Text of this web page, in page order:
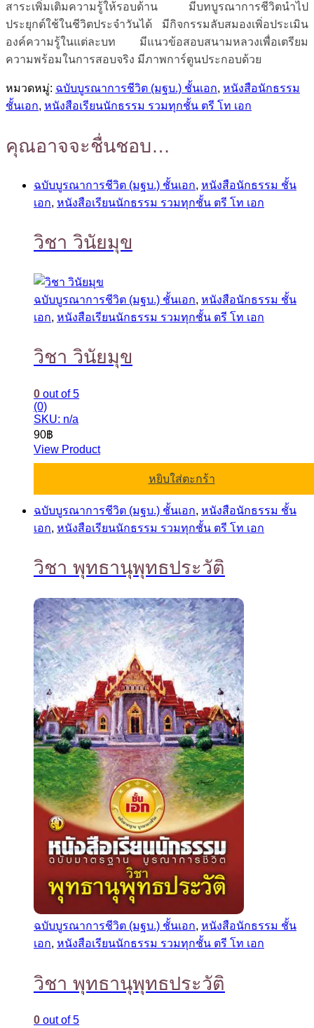
สาระเพิ่มเติมความรู้ให้รอบด้าน มีบทบูรณาการชีวิตนำไป
ประยุกต์ใช้ในชีวิตประจำวันได้ มีกิจกรรมลับสมองเพิ่อประเมิน
องค์ความรู้ในแต่ละบท มีแนวข้อสอบสนามหลวงเพื่อเตรียม
ความพร้อมในการสอบจริง มีภาพการ์ตูนประกอบด้วย
หมวดหมู่: ฉบับบูรณาการชีวิต (มฐบ.) ชั้นเอก, หนังสือนักธรรม
ชั้นเอก, หนังสือเรียนนักธรรม รวมทุกชั้น ตรี โท เอก
คุณอาจจะชื่นชอบ…
ฉบับบูรณาการชีวิต (มฐบ.) ชั้นเอก, หนังสือนักธรรม ชั้น
เอก, หนังสือเรียนนักธรรม รวมทุกชั้น ตรี โท เอก
วิชา วินัยมุข
ฉบับบูรณาการชีวิต (มฐบ.) ชั้นเอก, หนังสือนักธรรม ชั้น
เอก, หนังสือเรียนนักธรรม รวมทุกชั้น ตรี โท เอก
วิชา วินัยมุข
0 out of 5
(0)
SKU: n/a
90฿
View Product
หยิบใส่ตะกร้า
ฉบับบูรณาการชีวิต (มฐบ.) ชั้นเอก, หนังสือนักธรรม ชั้น
เอก, หนังสือเรียนนักธรรม รวมทุกชั้น ตรี โท เอก
วิชา พุทธานุพุทธประวัติ
ฉบับบูรณาการชีวิต (มฐบ.) ชั้นเอก, หนังสือนักธรรม ชั้น
เอก, หนังสือเรียนนักธรรม รวมทุกชั้น ตรี โท เอก
วิชา พุทธานุพุทธประวัติ
0 out of 5